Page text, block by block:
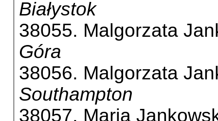
Białystok
38055. Malgorzata
Góra
38056. Malgorzata
Southampton
38057. Maria